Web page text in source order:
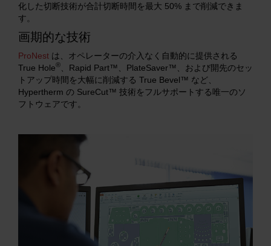
化した切断技術が合計切断時間を最大 50% まで削減できま
す。
画期的な技術
ProNest は、オペレーターの介入なく自動的に提供される
True Hole®
、Rapid Part™、PlateSaver™、および開先のセッ
トアップ時間を大幅に削減する True Bevel™ など、
Hypertherm の SureCut™ 技術をフルサポートする唯一のソ
フトウェアです。